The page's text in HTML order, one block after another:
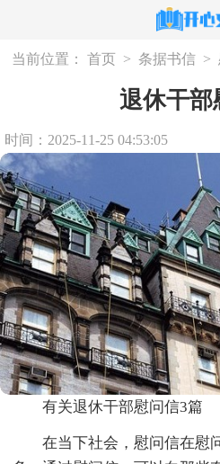
当前位置： 首页 > 条据书信 >
退休干部
时间：2025-11-25 04:53:05
有关退休干部慰问信3篇
在当下社会，慰问信在慰